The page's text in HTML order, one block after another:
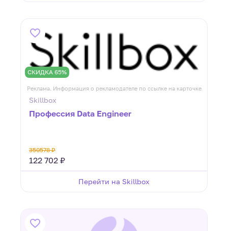
СКИДКА 65%
Реклама. Информация о рекламодателе по ссылке на карточке
Skillbox
Профессия Data Engineer
350578 ₽
122 702 ₽
Перейти на Skillbox